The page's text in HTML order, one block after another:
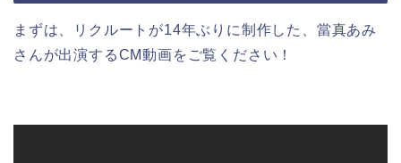
まずは、リクルートが14年ぶりに制作した、當真あみ
さんが出演するCM動画をご覧ください！